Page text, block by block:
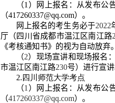
（1）网上报名：从发布公
（417260337@qq.com）。
网上报名的考生务必于2022
厅（四川省成都市温江区南江路
《考核通知书》的视为自动放弃。
（2）现场宣讲和现场报名：
市温江区南江路230号）进行宣
2.四川师范大学考点
（1 ）网上报名：从发布公
（417260337@qq.com）。